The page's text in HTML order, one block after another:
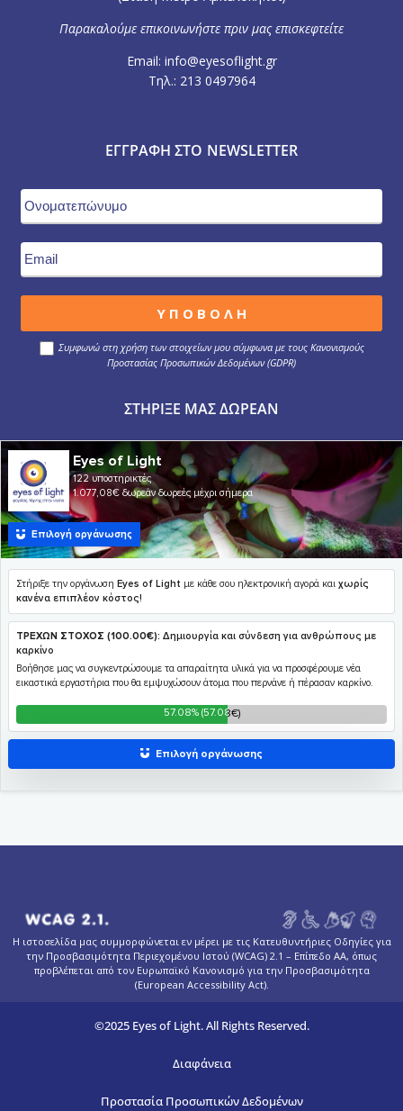
Παρακαλούμε επικοινωνήστε πριν μας επισκεφτείτε
Email: info@eyesoflight.gr
Τηλ.: 213 0497964
ΕΓΓΡΑΦΉ ΣΤΟ NEWSLETTER
Συμφωνώ στη χρήση των στοιχείων μου σύμφωνα με τους Κανονισμούς
Προστασίας Προσωπικών Δεδομένων (GDPR)
ΣΤΉΡΙΞΕ ΜΑΣ ΔΩΡΕΆΝ
Η ιστοσελίδα μας συμμορφώνεται εν μέρει με τις Κατευθυντήριες Οδηγίες για
την Προσβασιμότητα Περιεχομένου Ιστού (WCAG) 2.1 – Επίπεδο AA, όπως
προβλέπεται από τον Ευρωπαϊκό Κανονισμό για την Προσβασιμότητα
(European Accessibility Act).
©2025 Eyes of Light. All Rights Reserved.
Διαφάνεια
Προστασία Προσωπικών Δεδομένων